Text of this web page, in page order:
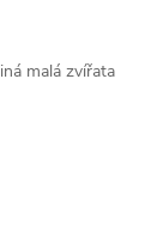
malá zvířata